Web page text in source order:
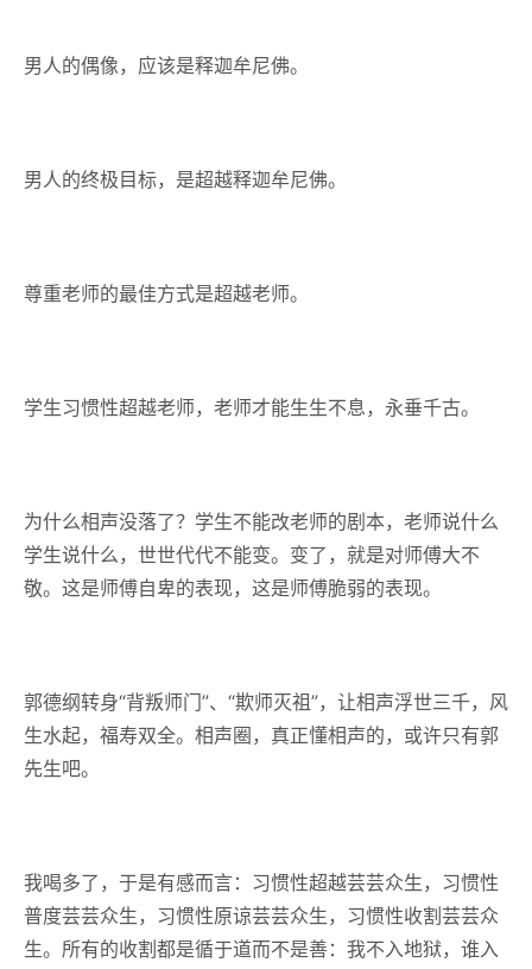
男人的偶像，应该是释迦牟尼佛。
男人的终极目标，是超越释迦牟尼佛。
尊重老师的最佳方式是超越老师。
学生习惯性超越老师，老师才能生生不息，永垂千古。
为什么相声没落了？学生不能改老师的剧本，老师说什么
学生说什么，世世代代不能变。变了，就是对师傅大不
敬。这是师傅自卑的表现，这是师傅脆弱的表现。
郭德纲转身“背叛师门”、“欺师灭祖”，让相声浮世三千，风
生水起，福寿双全。相声圈，真正懂相声的，或许只有郭
先生吧。
我喝多了，于是有感而言：习惯性超越芸芸众生，习惯性
普度芸芸众生，习惯性原谅芸芸众生，习惯性收割芸芸众
生。所有的收割都是循于道而不是善：我不入地狱，谁入